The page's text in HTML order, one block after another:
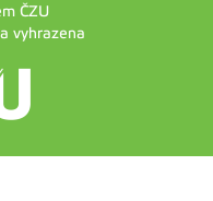
ČZU
vyhrazena